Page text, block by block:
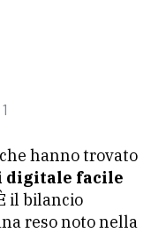
hanno trovato
digitale facile
il bilancio
reso noto nella